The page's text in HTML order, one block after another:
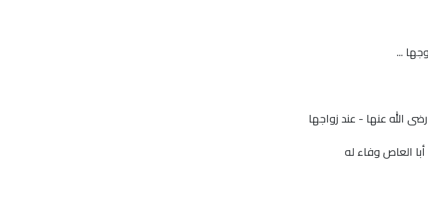
...
الله عنها - عند زواجها
العاص وفاء له